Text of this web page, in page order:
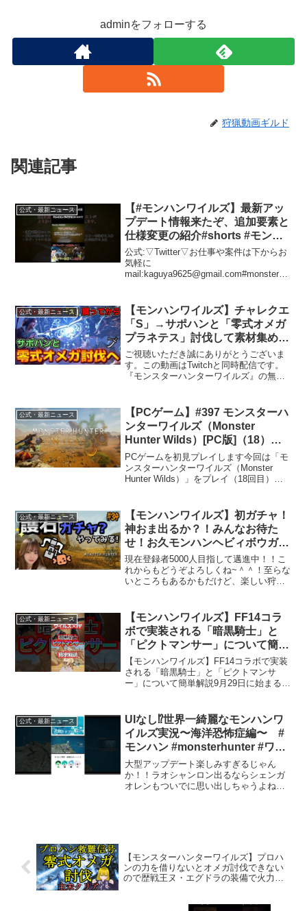
adminをフォローする
狩猟動画ギルド
関連記事
公式・最新ニュース
【#モンハンワイルズ】最新アッ
プデート情報来たぞ、追加要素と
仕様変更の紹介#shorts #モンハ
ン #monsterhunterwilds
公式:▽Twitter▽お仕事や案件は下からお
気軽に
mail:kaguya9625@gmail.com#monsterhu
ワイルズ
公式・最新ニュース
【モンハンワイルズ】チャレクエ
「S」→サポハンと「零式オメガ
プラネテス」討伐して素材集め
【mhwilds】
ご視聴いただき誠にありがとうございま
す。この動画はTwitchと同時配信です。
『モンスターハンターワイルズ』の無料
ーワイルズ』×『ファイナルファンタジー
XI...
公式・最新ニュース
【PCゲーム】#397 モンスターハ
ンターワイルズ（Monster
Hunter Wilds）[PC版]（18）
【参加型】【ネタバレ注意】【コ
ラボ配信】【初見プレイ 生放
送】
PCゲームを初見プレイします今回は「モ
ンスターハンターワイルズ（Monster
Hunter Wilds）」をプレイ（18回目）ム
ートロビー」を使用しま...
公式・最新ニュース
【モンハンワイルズ】初ガチャ！
神おま出るか？！みんなお待た
せ！お久モンハンヘビィボウガン
でプレイ！ワイルズ生配信実況！
steam版
現在登録者5000人目指して邁進中！！こ
れからもどうぞよろしくね~＾＾！至らな
いところもあるかもだけど、楽しい狩猟
ね！無視しているわけでは絶対無いので
悪しからず💘◇Tw...
公式・最新ニュース
【モンハンワイルズ】FF14コラ
ボで実装される「暗黒騎士」と
「ピクトマンサー」について簡単
解説 #モンハンワイルズ #ファイ
ナルファンタジー14 #ffコラボ
【モンハンワイルズ】FF14コラボで実装
される「暗黒騎士」と「ピクトマンサ
ー」について簡単解説9月29日に始まる
た！FFやったことないけどどちらもやり
たい！！と心の底か...
公式・最新ニュース
UIなし⁉︎世界一綺麗なモンハンワ
イルズ実況〜海洋恐怖症編〜 #
モンハン #monsterhunter #ワイ
ルズ
大型アップデート楽しみすぎるじゃん
か！！ラオシャンロン出るならシェンガ
オレンもついでに思い出しちゃうよね。
【モンスターハンターワイルズ】プロハ
ンの力を借りないとオメガ討伐できない
ので歴戦王ヌ・エグドラの装備で火力ア